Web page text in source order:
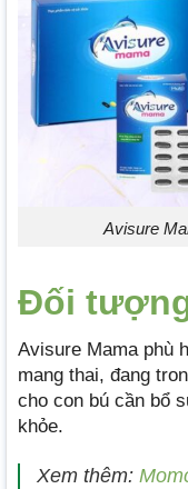
Avisure
Đối
Avisure Mama phù
mang thai, đang
cho con bú cần bổ
khỏe.
Xem thêm: